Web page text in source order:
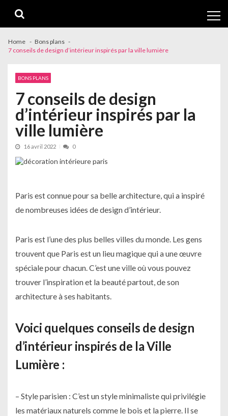
navigation
content
Home
Bons plans
7 conseils de design d’intérieur inspirés par la ville lumière
BONS PLANS
7 conseils de design
d’intérieur inspirés par la
ville lumière
16 avril 2022 0
Paris est connue pour sa belle architecture, qui a inspiré
de nombreuses idées de design d’intérieur.
Paris est l’une des plus belles villes du monde. Les gens
trouvent que Paris est un lieu magique qui a une œuvre
spéciale pour chacun. C’est une ville où vous pouvez
trouver l’inspiration et la beauté partout, de son
architecture à ses habitants.
Voici quelques conseils de design
d’intérieur inspirés de la Ville
Lumière :
– Style parisien : C’est un style minimaliste qui privilégie
les matériaux naturels comme le bois et la pierre. Il se